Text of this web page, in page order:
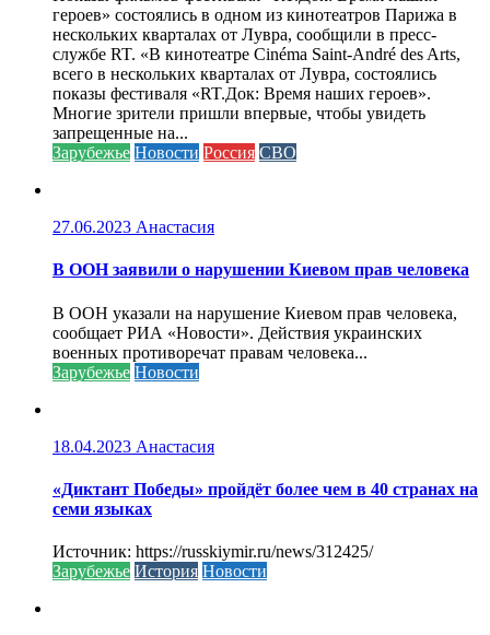
героев» состоялись в одном из кинотеатров Парижа в
нескольких кварталах от Лувра, сообщили в пресс-
службе RT. «В кинотеатре Cinéma Saint-André des Arts,
всего в нескольких кварталах от Лувра, состоялись
показы фестиваля «RT.Док: Время наших героев».
Многие зрители пришли впервые, чтобы увидеть
запрещенные на...
Зарубежье Новости Россия СВО
27.06.2023 Анастасия
В ООН заявили о нарушении Киевом прав человека
В ООН указали на нарушение Киевом прав человека,
сообщает РИА «Новости». Действия украинских
военных противоречат правам человека...
Зарубежье Новости
18.04.2023 Анастасия
«Диктант Победы» пройдёт более чем в 40 странах на
семи языках
Источник: https://russkiymir.ru/news/312425/
Зарубежье История Новости